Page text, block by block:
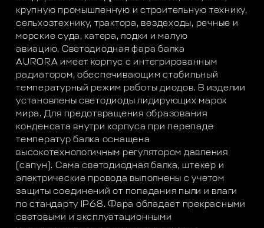
крупную промышленную и строительную технику,
сельхозтехнику, трактора, вездеходы, речные и
морские суда, катера, лодки и малую
авиацию. Светодиодная фара балка
AURORA имеет корпус с интегрированным
радиатором, обеспечивающим стабильный
температурный режим работы диодов. В изделии
установлены светодиоды лидирующих марок
мира. Для предотвращения образования
конденсата внутри корпуса при перепаде
температур балка оснащена
высокотехнологичным регулятором давления
(сапун). Сама светодиодная балка, штекер и
электрические провода выполнены с учетом
защиты соединений от попадания пыли и влаги
по стандарту IP68. Фара обладает прекрасными
световыми и эксплуатационными